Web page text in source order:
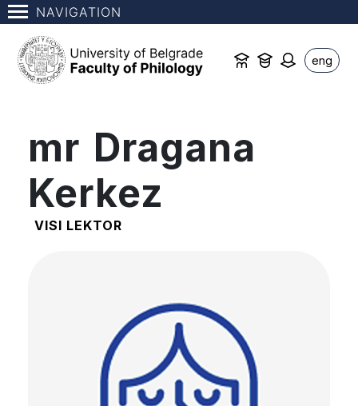
NAVIGATION
eng
mr Dragana
Kerkez
VISI LEKTOR